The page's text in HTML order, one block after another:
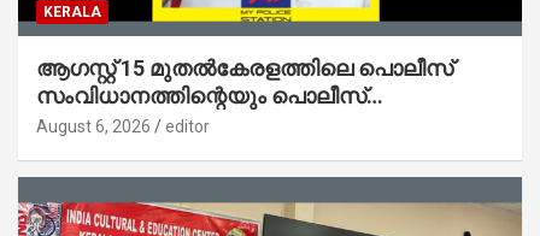
KERALA
ആഗസ്റ്റ് 15 മുതല്‍കേരളത്തിലെ പൊലീസ്
സംവിധാനത്തിന്റെയും പൊലീസ്
സ്റ്റേഷനുകളുടെയും മുഖഛായ മാറുകയാണ് :
August 6, 2026 editor